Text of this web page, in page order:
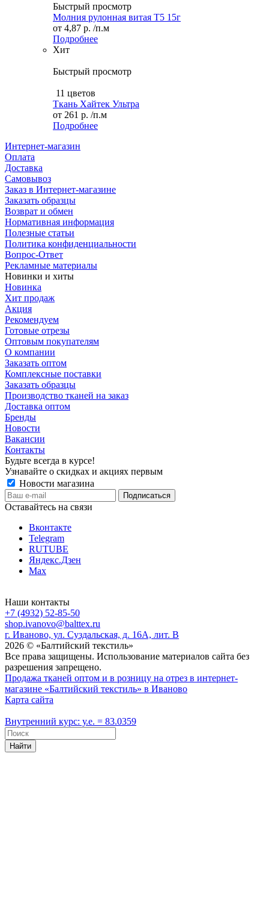
Быстрый просмотр
Молния рулонная витая Т5 15г
от 4,87 р. /п.м
Подробнее
Хит
Быстрый просмотр
11 цветов
Ткань Хайтек Ультра
от 261 р. /п.м
Подробнее
Интернет-магазин
Оплата
Доставка
Самовывоз
Заказ в Интернет-магазине
Заказать образцы
Возврат и обмен
Нормативная информация
Полезные статьи
Политика конфиденциальности
Вопрос-Ответ
Рекламные материалы
Новинки и хиты
Новинка
Хит продаж
Акция
Рекомендуем
Готовые отрезы
Оптовым покупателям
О компании
Заказать оптом
Комплексные поставки
Заказать образцы
Производство тканей на заказ
Доставка оптом
Бренды
Новости
Вакансии
Контакты
Будьте всегда в курсе!
Узнавайте о скидках и акциях первым
Новости магазина
Оставайтесь на связи
Вконтакте
Telegram
RUTUBE
Яндекс.Дзен
Max
Наши контакты
+7 (4932) 52-85-50
shop.ivanovo@balttex.ru
г. Иваново, ул. Суздальская, д. 16А, лит. В
2026 © «Балтийский текстиль»
Все права защищены. Использование материалов сайта без
разрешения запрещено.
Продажа тканей оптом и в розницу на отрез в интернет-
магазине «Балтийский текстиль» в Иваново
Карта сайта
Внутренний курс: у.е. = 83.0359
Найти